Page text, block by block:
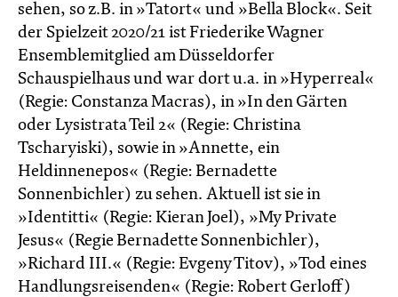
sehen, so z.B. in »Tatort« und »Bella Block«. Seit
der Spielzeit 2020/21 ist Friederike Wagner
Ensemblemitglied am Düsseldorfer
Schauspielhaus und war dort u.a. in »Hyperreal«
(Regie: Constanza Macras), in »In den Gärten
oder Lysistrata Teil 2« (Regie: Christina
Tscharyiski), sowie in »Annette, ein
Heldinnenepos« (Regie: Bernadette
Sonnenbichler) zu sehen. Aktuell ist sie in
»Identitti« (Regie: Kieran Joel), »My Private
Jesus« (Regie Bernadette Sonnenbichler),
»Richard III.« (Regie: Evgeny Titov), »Tod eines
Handlungsreisenden« (Regie: Robert Gerloff)